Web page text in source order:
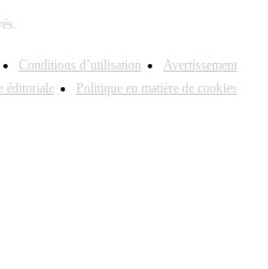
Conditions d’utilisation
Avertissement
éditoriale
Politique en matière de cookies